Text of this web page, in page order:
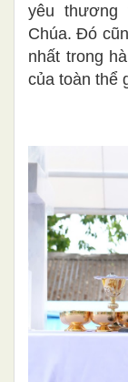
yêu thương
Chúa. Đó
nhất trong
của toàn thể